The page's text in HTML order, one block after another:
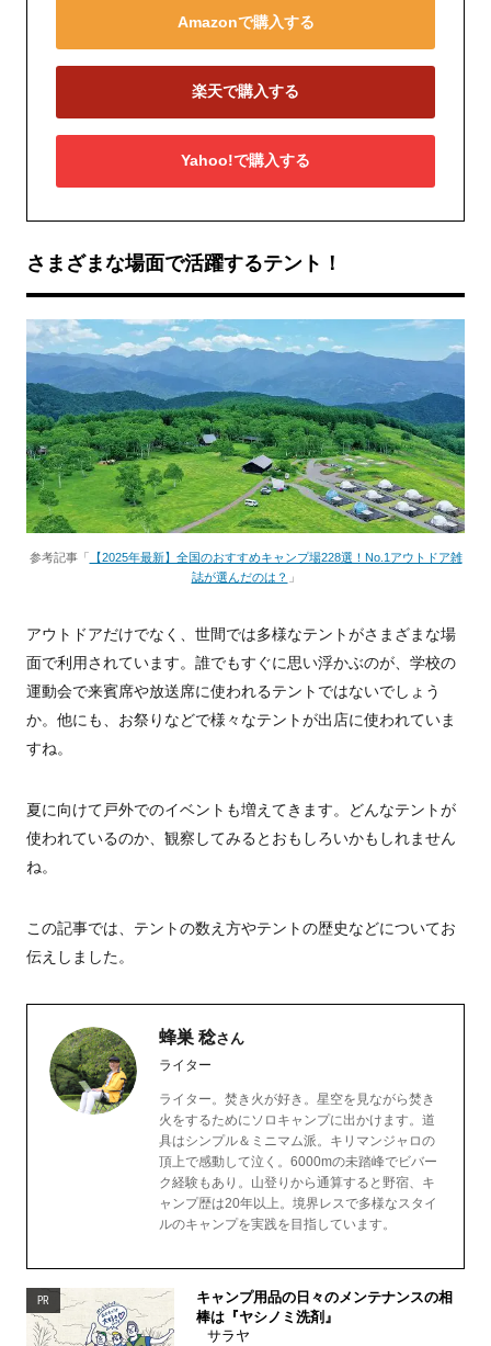
Amazonで購入する
楽天で購入する
Yahoo!で購入する
さまざまな場面で活躍するテント！
参考記事「 【2025年最新】全国のおすすめキャンプ場228選！No.1アウトドア雑
誌が選んだのは？ 」
アウトドアだけでなく、世間では多様なテントがさまざまな場
面で利用されています。誰でもすぐに思い浮かぶのが、学校の
運動会で来賓席や放送席に使われるテントではないでしょう
か。他にも、お祭りなどで様々なテントが出店に使われていま
すね。
夏に向けて戸外でのイベントも増えてきます。どんなテントが
使われているのか、観察してみるとおもしろいかもしれません
ね。
この記事では、テントの数え方やテントの歴史などについてお
伝えしました。
蜂巣 稔さん
ライター
ライター。焚き火が好き。星空を見ながら焚き
火をするためにソロキャンプに出かけます。道
具はシンプル＆ミニマム派。キリマンジャロの
頂上で感動して泣く。6000mの未踏峰でビバー
ク経験もあり。山登りから通算すると野宿、キ
ャンプ歴は20年以上。境界レスで多様なスタイ
ルのキャンプを実践を目指しています。
PR
キャンプ用品の日々のメンテナンスの相
棒は『ヤシノミ洗剤』
サラヤ